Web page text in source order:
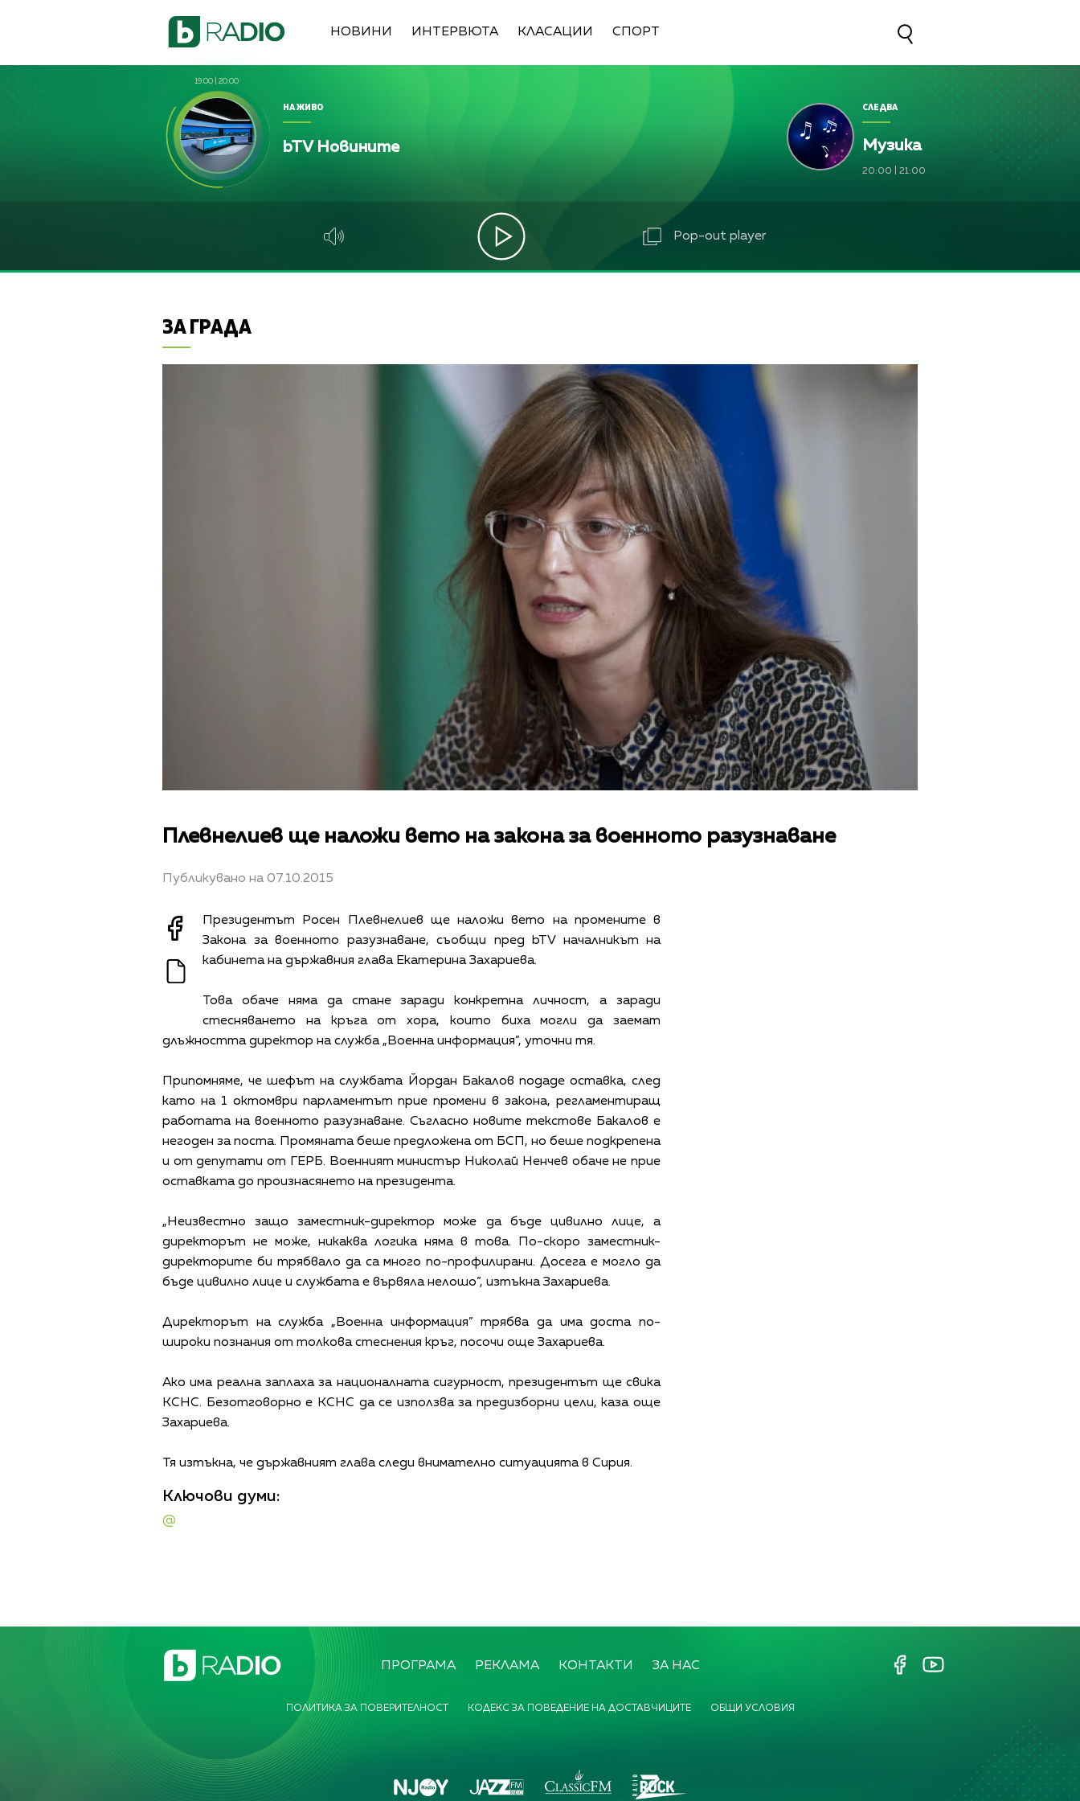
НОВИНИ ИНТЕРВЮТА КЛАСАЦИИ СПОРТ
19:00 20:00
НА ЖИВО
bTV Новините
СЛЕДВА
Музика
20:00 21:00
Pop-out player
ЗА ГРАДА
Плевнелиев ще наложи вето на закона за военното разузнаване
Публикувано на 07.10.2015
Президентът Росен Плевнелиев ще наложи вето на промените в
Закона за военното разузнаване, съобщи пред bTV началникът на
кабинета на държавния глава Екатерина Захариева.
Това обаче няма да стане заради конкретна личност, а заради
стесняването на кръга от хора, които биха могли да заемат
длъжността директор на служба „Военна информация”, уточни тя.
Припомняме, че шефът на службата Йордан Бакалов подаде оставка, след
като на 1 октомври парламентът прие промени в закона, регламентиращ
работата на военното разузнаване. Съгласно новите текстове Бакалов е
негоден за поста. Промяната беше предложена от БСП, но беше подкрепена
и от депутати от ГЕРБ. Военният министър Николай Ненчев обаче не прие
оставката до произнасянето на президента.
„Неизвестно защо заместник-директор може да бъде цивилно лице, а
директорът не може, никаква логика няма в това. По-скоро заместник-
директорите би трябвало да са много по-профилирани. Досега е могло да
бъде цивилно лице и службата е вървяла нелошо”, изтъкна Захариева.
Директорът на служба „Военна информация” трябва да има доста по-
широки познания от толкова стеснения кръг, посочи още Захариева.
Ако има реална заплаха за националната сигурност, президентът ще свика
КСНС. Безотговорно е КСНС да се използва за предизборни цели, каза още
Захариева.
Тя изтъкна, че държавният глава следи внимателно ситуацията в Сирия.
Ключови думи:
@
ПРОГРАМА РЕКЛАМА КОНТАКТИ ЗА НАС
ПОЛИТИКА ЗА ПОВЕРИТЕЛНОСТ КОДЕКС ЗА ПОВЕДЕНИЕ НА ДОСТАВЧИЦИТЕ ОБЩИ УСЛОВИЯ